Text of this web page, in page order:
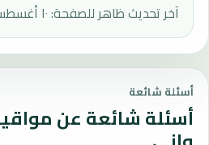
آخر تحديث ظاهر للصفحة: ١٠ أغسطس ٢٠٢٦ في ١:٠٠ ص.
أسئلة شائعة
أسئلة شائعة عن